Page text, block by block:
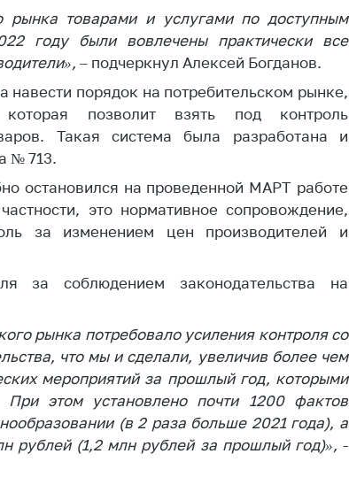
ведения
19 для
бытового
по
рынка товарами и услугами по доступным
22 году были вовлечены практически все
– подчеркнул Алексей Богданов.
навести порядок на потребительском рынке,
позволит взять под контроль
Такая система была разработана и
№ 713.
остановился на проведенной МАРТ работе
это нормативное сопровождение,
за изменением цен производителей и
за соблюдением законодательства на
рынка потребовало усиления контроля со
что мы и сделали, увеличив более чем
мероприятий за прошлый год, которыми
этом установлено почти 1200 фактов
(в 2 раза больше 2021 года), а
рублей (1,2 млн рублей за прошлый год)», -